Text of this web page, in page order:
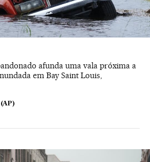
afunda uma vala próxima a
em Bay Saint Louis,
(AP)